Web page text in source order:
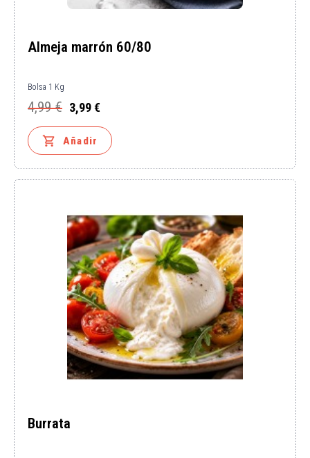
Almeja marrón 60/80
Bolsa 1 Kg
Precio
base
4,99 €
Precio 3,99 €
 Añadir
Burrata